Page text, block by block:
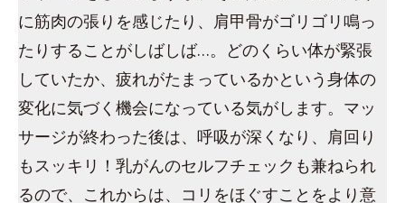
に筋肉の張りを感じたり、肩甲骨がゴリゴリ鳴っ
たりすることがしばしば…。どのくらい体が緊張
していたか、疲れがたまっているかという身体の
変化に気づく機会になっている気がします。マッ
サージが終わった後は、呼吸が深くなり、肩回り
もスッキリ！乳がんのセルフチェックも兼ねられ
るので、これからは、コリをほぐすことをより意